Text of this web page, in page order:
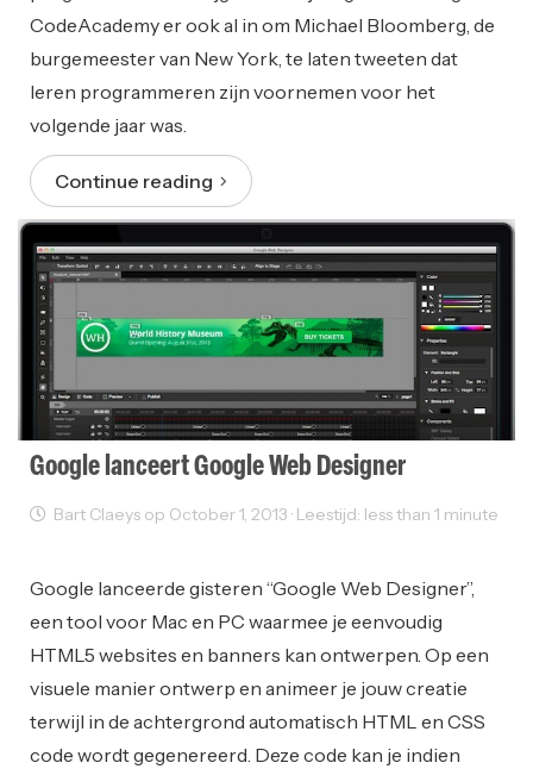
CodeAcademy er ook al in om Michael Bloomberg, de
burgemeester van New York, te laten tweeten dat
leren programmeren zijn voornemen voor het
volgende jaar was.
Continue reading
Google lanceert Google Web Designer
Bart Claeys op October 1, 2013 · Leestijd: less than 1 minute
Google lanceerde gisteren “Google Web Designer”,
een tool voor Mac en PC waarmee je eenvoudig
HTML5 websites en banners kan ontwerpen. Op een
visuele manier ontwerp en animeer je jouw creatie
terwijl in de achtergrond automatisch HTML en CSS
code wordt gegenereerd. Deze code kan je indien